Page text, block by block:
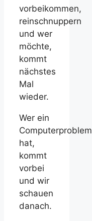
vorbeikommen,
reinschnuppern
und wer
möchte,
kommt
nächstes
Mal
wieder.
Wer ein
Computerproblem
hat,
kommt
vorbei
und wir
schauen
danach.